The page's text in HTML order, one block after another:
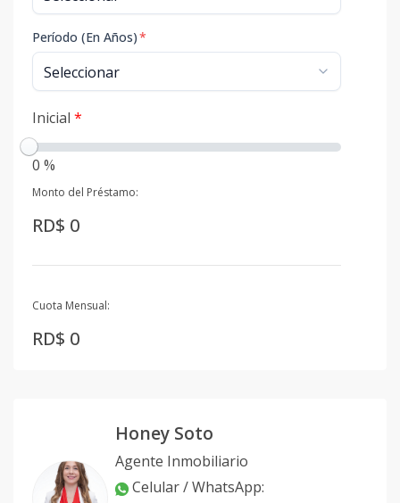
Período (En Años)*
Inicial *
0 %
Monto del Préstamo:
RD$ 0
Cuota Mensual:
RD$ 0
Honey Soto
Agente Inmobiliario
Celular / WhatsApp: